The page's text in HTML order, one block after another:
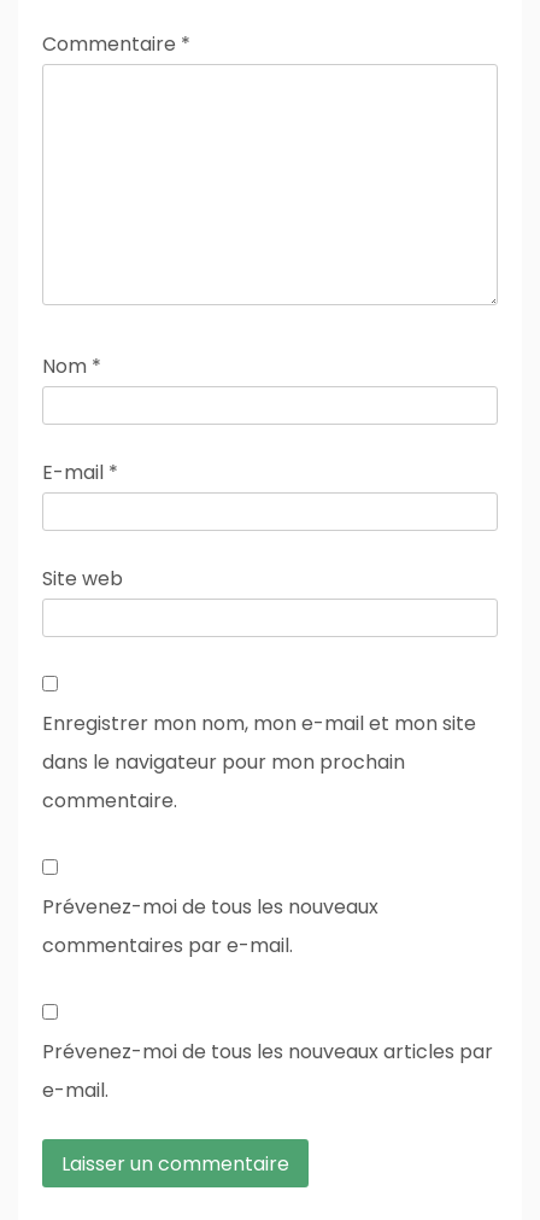
Commentaire *
Nom *
E-mail *
Site web
Enregistrer mon nom, mon e-mail et mon site
dans le navigateur pour mon prochain
commentaire.
Prévenez-moi de tous les nouveaux
commentaires par e-mail.
Prévenez-moi de tous les nouveaux articles par
e-mail.